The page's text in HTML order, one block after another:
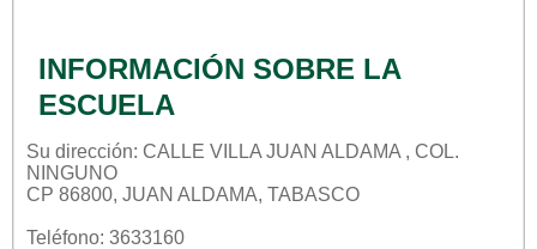
INFORMACIÓN SOBRE LA
ESCUELA
Su dirección: CALLE VILLA JUAN ALDAMA , COL.
NINGUNO
CP 86800, JUAN ALDAMA, TABASCO
Teléfono: 3633160